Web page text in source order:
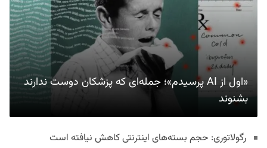
«اول از AI پرسیدم»؛ جمله‌ای که پزشکان دوست ندارند
بشنوند
رگولاتوری: حجم بسته‌های اینترنتی کاهش نیافته است